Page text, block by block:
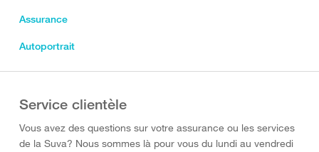
Assurance
Autoportrait
Service clientèle
Vous avez des questions sur votre assurance ou les services
de la Suva? Nous sommes là pour vous du lundi au vendredi